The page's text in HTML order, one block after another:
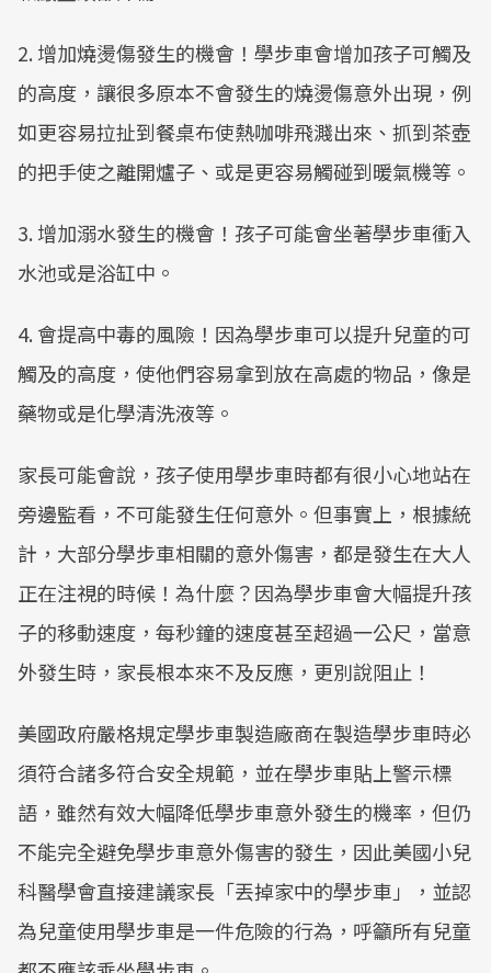
2. 增加燒燙傷發生的機會！學步車會增加孩子可觸及
的高度，讓很多原本不會發生的燒燙傷意外出現，例
如更容易拉扯到餐桌布使熱咖啡飛濺出來、抓到茶壺
的把手使之離開爐子、或是更容易觸碰到暖氣機等。
3. 增加溺水發生的機會！孩子可能會坐著學步車衝入
水池或是浴缸中。
4. 會提高中毒的風險！因為學步車可以提升兒童的可
觸及的高度，使他們容易拿到放在高處的物品，像是
藥物或是化學清洗液等。
家長可能會說，孩子使用學步車時都有很小心地站在
旁邊監看，不可能發生任何意外。但事實上，根據統
計，大部分學步車相關的意外傷害，都是發生在大人
正在注視的時候！為什麼？因為學步車會大幅提升孩
子的移動速度，每秒鐘的速度甚至超過一公尺，當意
外發生時，家長根本來不及反應，更別說阻止！
美國政府嚴格規定學步車製造廠商在製造學步車時必
須符合諸多符合安全規範，並在學步車貼上警示標
語，雖然有效大幅降低學步車意外發生的機率，但仍
不能完全避免學步車意外傷害的發生，因此美國小兒
科醫學會直接建議家長「丟掉家中的學步車」，並認
為兒童使用學步車是一件危險的行為，呼籲所有兒童